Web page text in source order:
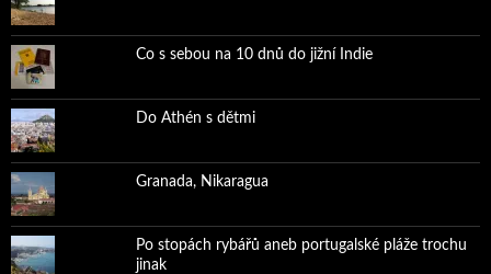
Co s sebou na 10 dnů do jižní Indie
Do Athén s dětmi
Granada, Nikaragua
Po stopách rybářů aneb portugalské pláže trochu
jinak